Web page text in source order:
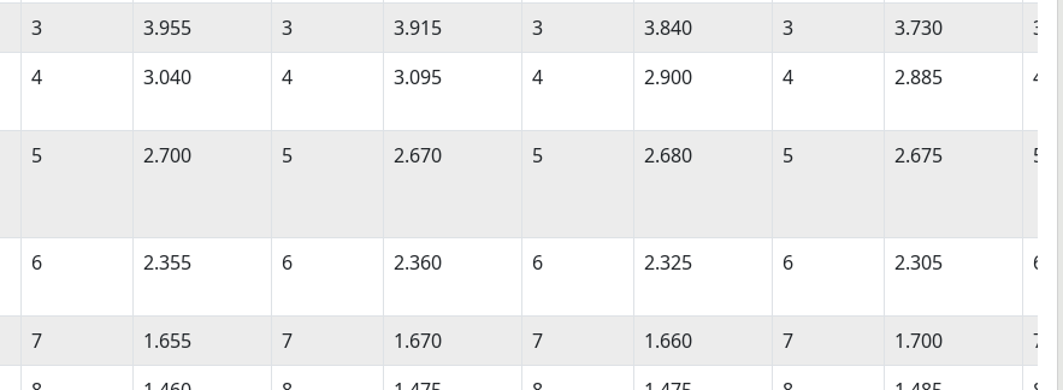
3 3.955 3 3.915 3 3.840 3 3.730
3
4 3.040 4 3.095 4 2.900 4 2.885 4
5 2.700 5 2.670 5 2.680 5 2.675 5
6 2.355 6 2.360 6 2.325 6 2.305 6
7 1.655 7 1.670 7 1.660 7 1.700
7